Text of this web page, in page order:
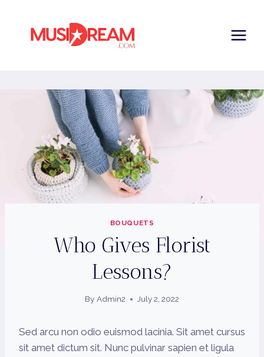
content
BOUQUETS
Who Gives Florist
Lessons?
By Admin2 July 2, 2022
Sed arcu non odio euismod lacinia. Sit amet cursus
sit amet dictum sit. Nunc pulvinar sapien et ligula